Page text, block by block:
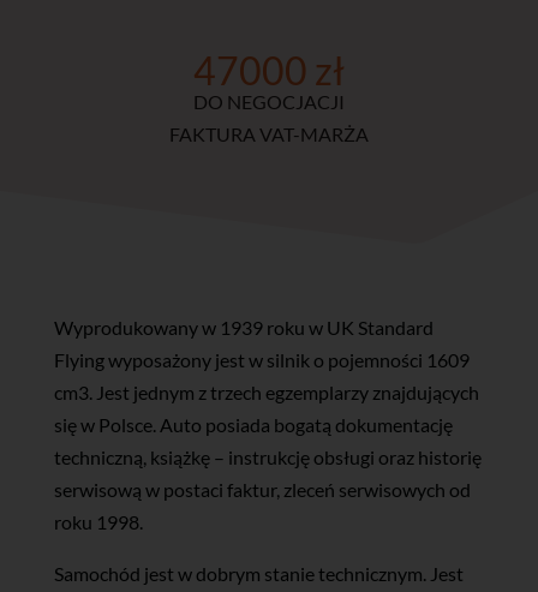
47000 zł
DO NEGOCJACJI
FAKTURA VAT-MARŻA
Wyprodukowany w 1939 roku w UK Standard
Flying wyposażony jest w silnik o pojemności 1609
cm3. Jest jednym z trzech egzemplarzy znajdujących
się w Polsce. Auto posiada bogatą dokumentację
techniczną, książkę – instrukcję obsługi oraz historię
serwisową w postaci faktur, zleceń serwisowych od
roku 1998.
Samochód jest w dobrym stanie technicznym. Jest